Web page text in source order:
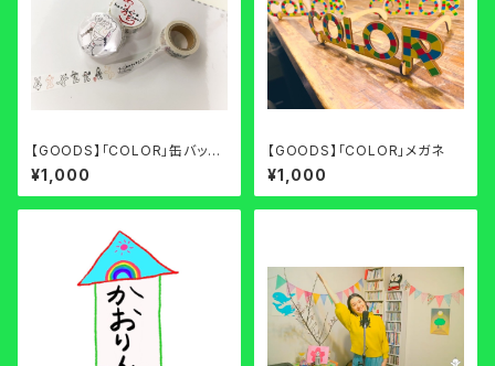
【GOODS】「COLOR」缶バッチ
＆マスキングテープセット
¥1,000
【GOODS】「COLOR」メガネ
¥1,000